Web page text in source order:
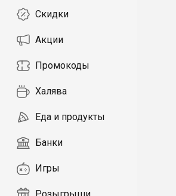
Скидки
Акции
Промокоды
Халява
Еда и продукты
Банки
Игры